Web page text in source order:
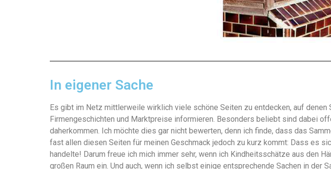
In eigener Sache
Es gibt im Netz mittlerweile wirklich viele schöne Seiten zu entdecken, auf
Firmengeschichten und Marktpreise informieren. Besonders beliebt sind dabei
daherkommen. Ich möchte dies gar nicht bewerten, denn ich finde, dass das
fast allen diesen Seiten für meinen Geschmack jedoch zu kurz kommt: Dass es
handelte! Darum freue ich mich immer sehr, wenn ich Kindheitsschätze aus den
großen Raum ein. Und auch, wenn ich selbst einige entsprechende Sachen in der